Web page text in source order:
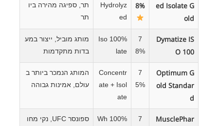
ed Isolate G
old
8%
Hydrolyz
ed
תר, ספיגה מהירה ביו
תר
Dymatize IS
O 100
7
8%
100% Iso
late
מותג מוביל, ייצור במע
בדות מתקדמות
Optimum G
old Standar
d
7
5%
Concentr
ate + Isol
ate
המותג הנמכר ביותר ב
עולם, אמינות גבוהה
MusclePhar
7
100% Wh
ספונסר UFC, נקי מחו